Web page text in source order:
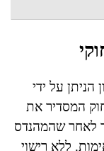
הניתן על ידי
המסדיר את
לאחר שהמהנדס
ללא רישוי